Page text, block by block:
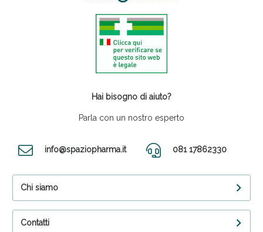
Hai bisogno di aiuto?
Parla con un nostro esperto
info@spaziopharma.it 081 17862330
Chi siamo
Contatti